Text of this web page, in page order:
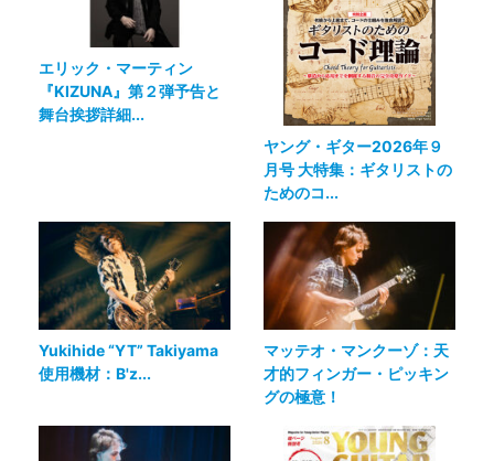
エリック・マーティン
『KIZUNA』第２弾予告と
舞台挨拶詳細...
ヤング・ギター2026年９
月号 大特集：ギタリストの
ためのコ...
Yukihide “YT” Takiyama
使用機材：B'z...
マッテオ・マンクーゾ：天
才的フィンガー・ピッキン
グの極意！